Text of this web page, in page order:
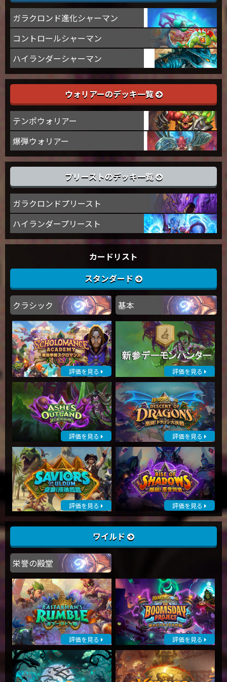
ガラクロンド進化シャーマン
コントロールシャーマン
ハイランダーシャーマン
ウォリアーのデッキ一覧
テンポウォリアー
爆弾ウォリアー
プリーストのデッキ一覧
ガラクロンドプリースト
ハイランダープリースト
カードリスト
スタンダード
クラシック 基本
評価を見る 評価を見る
評価を見る 評価を見る
評価を見る 評価を見る
ワイルド
栄誉の殿堂
評価を見る 評価を見る